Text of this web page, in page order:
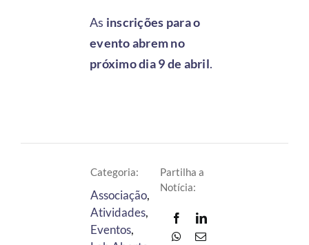
As inscrições para o
evento abrem no
próximo dia 9 de abril.
Categoria:
Associação,
Atividades,
Eventos,
Partilha a
Notícia: